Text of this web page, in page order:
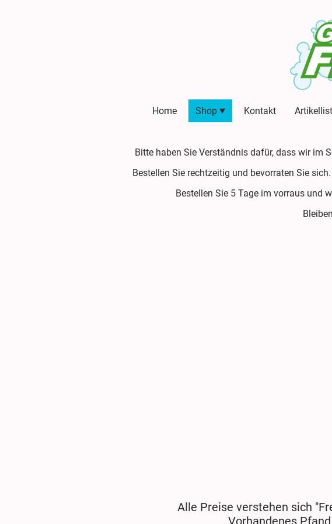
Home Shop Kontakt
Bitte haben Sie Verständnis dafür, dass wir im
Bestellen Sie rechtzeitig und bevorraten Sie
Bestellen Sie 5 Tage im vorraus und
Alle Preise verstehen sich
Vorhandenes